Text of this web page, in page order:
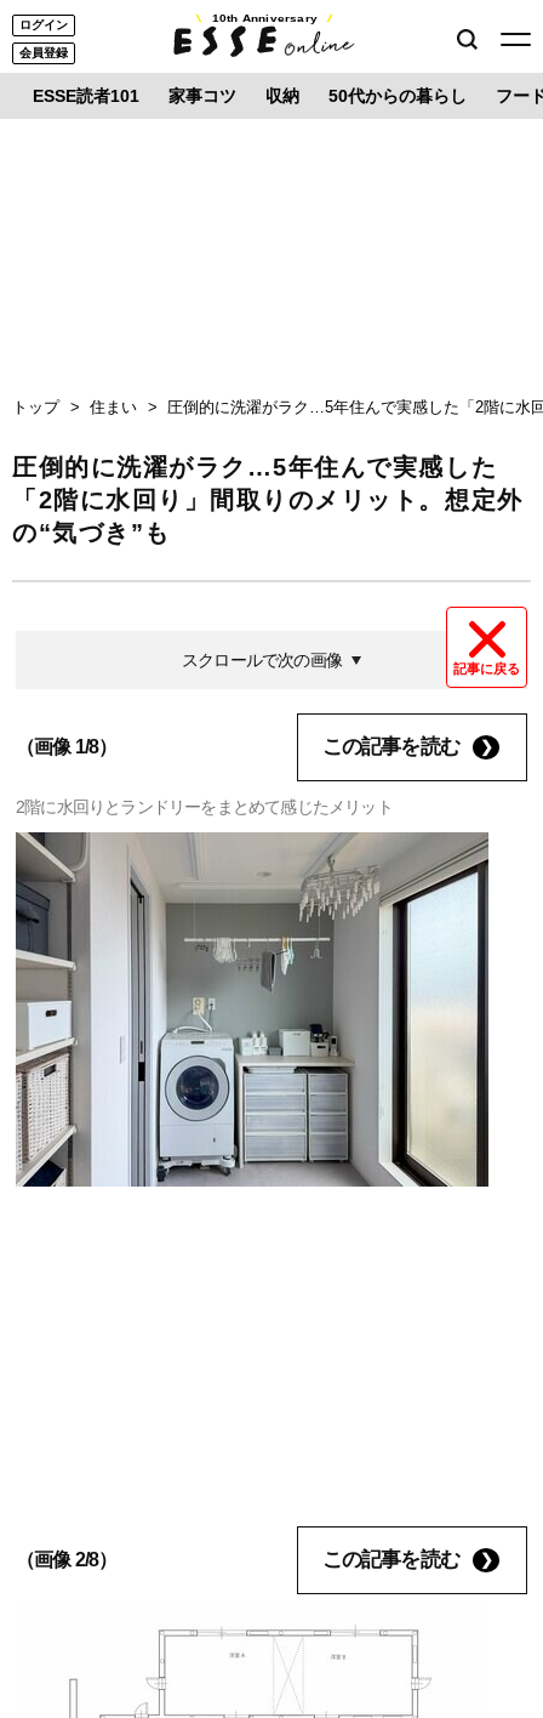
ログイン
会員登録
10th Anniversary
ESSE読者101 家事コツ 収納 50代からの暮らし フー
トップ 住まい 圧倒的に洗濯がラク…5年住んで実感した「2階に水
圧倒的に洗濯がラク…5年住んで実感した
「2階に水回り」間取りのメリット。想定外
の“気づき”も
記事に戻る
スクロールで次の画像
（画像 1/8） この記事を読む
2階に水回りとランドリーをまとめて感じたメリット
（画像 2/8） この記事を読む